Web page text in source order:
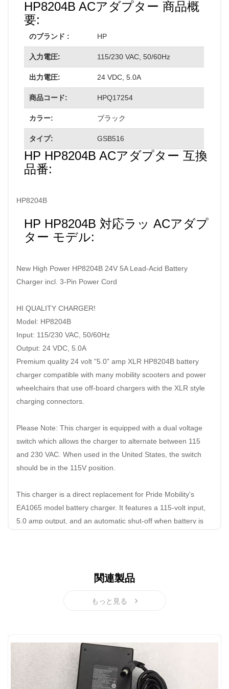
HP8204B ACアダプター 商品概
要:
のブランド : HP
入力電圧: 115/230 VAC, 50/60Hz
出力電圧: 24 VDC, 5.0A
商品コード: HPQ17254
カラー: ブラック
タイプ: GSB516
HP HP8204B ACアダプター 互換
品番:
HP8204B
HP HP8204B 対応ラッ ACアダプ
ター モデル:
New High Power HP8204B 24V 5A Lead-Acid Battery
Charger incl. 3-Pin Power Cord
HI QUALITY CHARGER!
Model: HP8204B
Input: 115/230 VAC, 50/60Hz
Output: 24 VDC, 5.0A
Premium quality 24 volt "5.0" amp XLR HP8204B battery
charger compatible with many mobility scooters and power
wheelchairs that use off-board chargers with the XLR style
charging connectors.
Please Note: This charger is equipped with a dual voltage
switch which allows the charger to alternate between 115
and 230 VAC. When used in the United States, the switch
should be in the 115V position.
This charger is a direct replacement for Pride Mobility's
EA1065 model battery charger. It features a 115-volt input,
5.0 amp output, and an automatic shut-off when battery is
Compatible with the following makes/models:
ActiveCare Medical Catalina / Intrepid / Intrepid P22 /
/ Renegade P24 / Wildcat / Wildcat 450
Amigo Mobility Fiesta IV-12 (780000) / Mobility Fiesta SE
(790000) / Mobility Grand Tour Transport (390000)
Balder F290 / Finesse / Junior / Liberty
関連製品
もっと見る